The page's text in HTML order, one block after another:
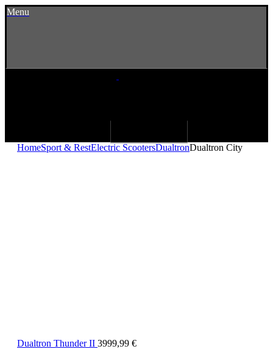
Menu
HomeSport & RestElectric ScootersDualtronDualtron City
Dualtron Thunder II 3999,99 €